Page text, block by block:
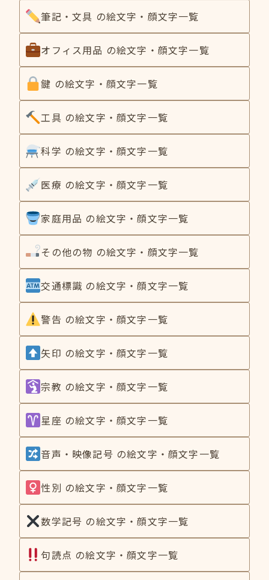
筆記・文具 の絵文字・顔文字一覧
オフィス用品 の絵文字・顔文字一覧
鍵 の絵文字・顔文字一覧
工具 の絵文字・顔文字一覧
科学 の絵文字・顔文字一覧
医療 の絵文字・顔文字一覧
家庭用品 の絵文字・顔文字一覧
その他の物 の絵文字・顔文字一覧
交通標識 の絵文字・顔文字一覧
警告 の絵文字・顔文字一覧
矢印 の絵文字・顔文字一覧
宗教 の絵文字・顔文字一覧
星座 の絵文字・顔文字一覧
音声・映像記号 の絵文字・顔文字一覧
性別 の絵文字・顔文字一覧
数学記号 の絵文字・顔文字一覧
句読点 の絵文字・顔文字一覧